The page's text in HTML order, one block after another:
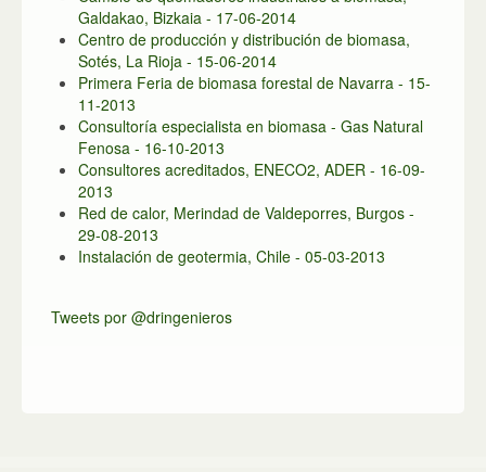
Galdakao, Bizkaia - 17-06-2014
Centro de producción y distribución de biomasa,
Sotés, La Rioja - 15-06-2014
Primera Feria de biomasa forestal de Navarra - 15-
11-2013
Consultoría especialista en biomasa - Gas Natural
Fenosa - 16-10-2013
Consultores acreditados, ENECO2, ADER - 16-09-
2013
Red de calor, Merindad de Valdeporres, Burgos -
29-08-2013
Instalación de geotermia, Chile - 05-03-2013
Tweets por @dringenieros